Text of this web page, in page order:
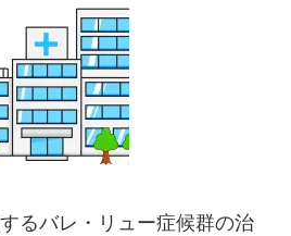
るバレ・リュー症候群の治